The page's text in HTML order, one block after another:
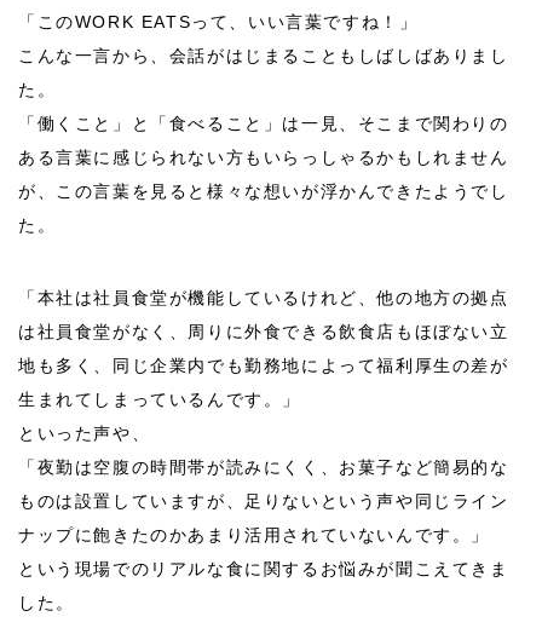
「このWORK EATSって、いい言葉ですね！」
こんな一言から、会話がはじまることもしばしばありまし
た。
「働くこと」と「食べること」は一見、そこまで関わりの
ある言葉に感じられない方もいらっしゃるかもしれません
が、この言葉を見ると様々な想いが浮かんできたようでし
た。
「本社は社員食堂が機能しているけれど、他の地方の拠点
は社員食堂がなく、周りに外食できる飲食店もほぼない立
地も多く、同じ企業内でも勤務地によって福利厚生の差が
生まれてしまっているんです。」
といった声や、
「夜勤は空腹の時間帯が読みにくく、お菓子など簡易的な
ものは設置していますが、足りないという声や同じライン
ナップに飽きたのかあまり活用されていないんです。」
という現場でのリアルな食に関するお悩みが聞こえてきま
した。